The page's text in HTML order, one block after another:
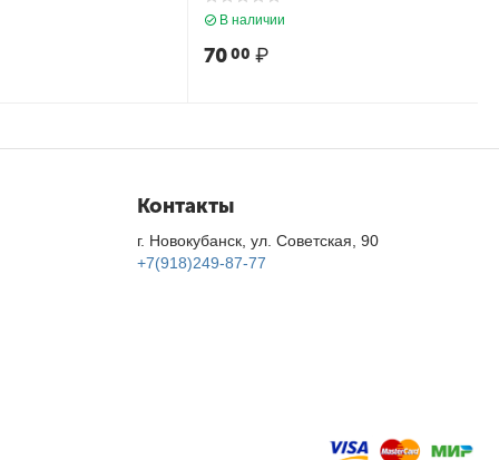
В наличии
7000 ₽
Контакты
г. Новокубанск, ул. Советская, 90
+7(918)249-87-77